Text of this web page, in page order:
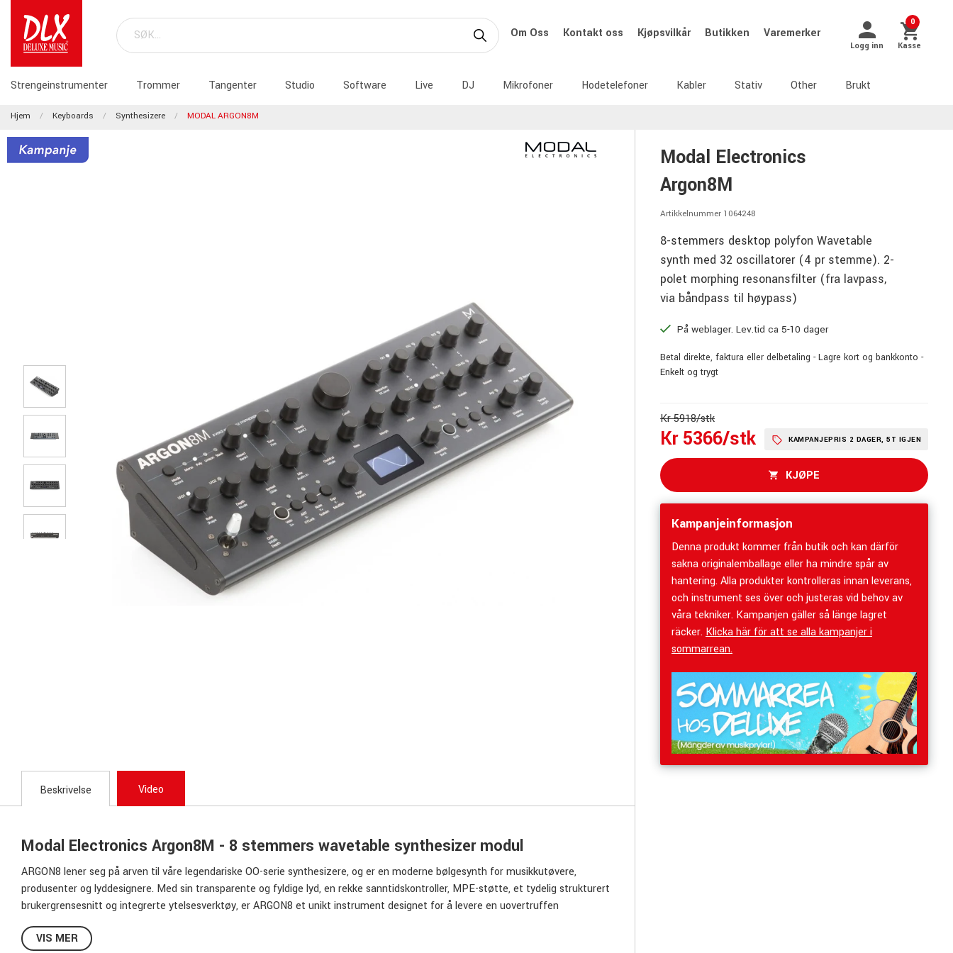
Om Oss Kontakt oss Kjøpsvilkår Butikken Varemerker
Logg inn
0
Kasse
Strengeinstrumenter Trommer Tangenter Studio Software Live DJ Mikrofoner Hodetelefoner Kabler Stativ Other Brukt
Hjem Keyboards Synthesizere MODAL ARGON8M
Modal Electronics
Argon8M
Artikkelnummer 1064248
8-stemmers desktop polyfon Wavetable
synth med 32 oscillatorer (4 pr stemme). 2-
polet morphing resonansfilter (fra lavpass,
via båndpass til høypass)
På weblager. Lev.tid ca 5-10 dager
Betal direkte, faktura eller delbetaling - Lagre kort og bankkonto -
Enkelt og trygt
Kr 5918/stk
Kr 5366/stk KAMPANJEPRIS 2 DAGER, 5T IGJEN
KJØPE
Kampanjeinformasjon
Denna produkt kommer från butik och kan därför
sakna originalemballage eller ha mindre spår av
hantering. Alla produkter kontrolleras innan leverans,
och instrument ses över och justeras vid behov av
våra tekniker. Kampanjen gäller så länge lagret
räcker. Klicka här för att se alla kampanjer i
sommarrean.
Beskrivelse Video
Modal Electronics Argon8M - 8 stemmers wavetable synthesizer modul
ARGON8 lener seg på arven til våre legendariske OO-serie synthesizere, og er en moderne bølgesynth for musikkutøvere,
produsenter og lyddesignere. Med sin transparente og fyldige lyd, en rekke sanntidskontroller, MPE-støtte, et tydelig strukturert
brukergrensesnitt og integrerte ytelsesverktøy, er ARGON8 et unikt instrument designet for å levere en uovertruffen
lydopplevelse. Det slanke stasjonære/rackmonterte aluminium-designet passer på hvert bord eller i hvert stativ. MODALapp gir
enkel tilgang til alle AGRON8M-funksjoner og kjører på macOS/Windows/iOS/iPadOS og Android-enheter og er også tilgjengelig i
VIS MER